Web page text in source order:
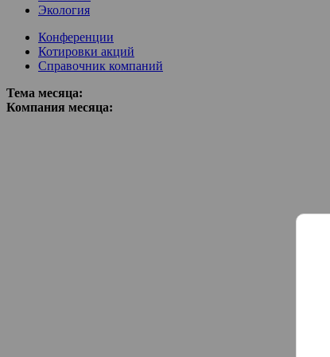
Экология
Конференции
Котировки акций
Справочник компаний
Тема месяца:
Компания месяца: